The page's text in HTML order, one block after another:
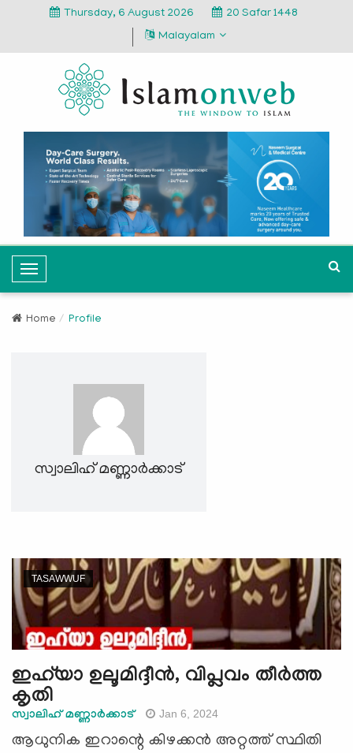
Thursday, 6 August 2026
20 Safar 1448
Malayalam
T
o
n
Home Profile
സ്വാലിഹ് മണ്ണാര്‍ക്കാട്
TASAWWUF
ഇഹ്‍യാ ഉലൂമിദ്ദീന്‍, വിപ്ലവം തീര്‍ത്ത
കൃതി
സ്വാലിഹ് മണ്ണാര്‍ക്കാട് Jan 6, 2024
ആധുനിക ഇറാന്റെ കിഴക്കൻ അറ്റത്ത് സ്ഥിതി